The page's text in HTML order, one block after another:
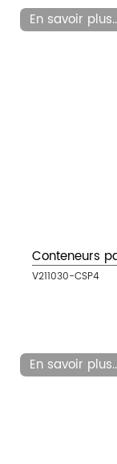
En savoir
Conteneurs
V211030-CSP4
En savoir